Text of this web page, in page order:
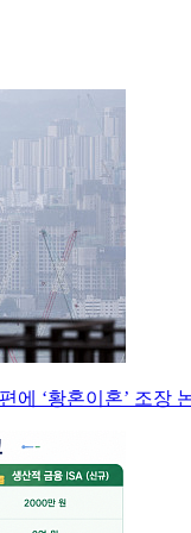
에 ‘황혼이혼’ 조장